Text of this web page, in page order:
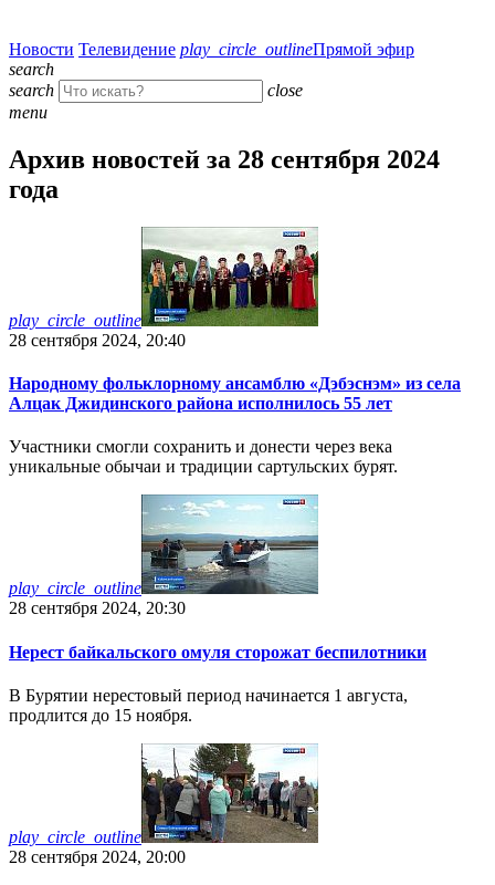
Новости Телевидение play_circle_outlineПрямой эфир
search
search
close
menu
Архив новостей за 28 сентября 2024
года
play_circle_outline
28 сентября 2024, 20:40
Народному фольклорному ансамблю «Дэбэснэм» из села
Алцак Джидинского района исполнилось 55 лет
Участники смогли сохранить и донести через века
уникальные обычаи и традиции сартульских бурят.
play_circle_outline
28 сентября 2024, 20:30
Нерест байкальского омуля сторожат беспилотники
В Бурятии нерестовый период начинается 1 августа,
продлится до 15 ноября.
play_circle_outline
28 сентября 2024, 20:00